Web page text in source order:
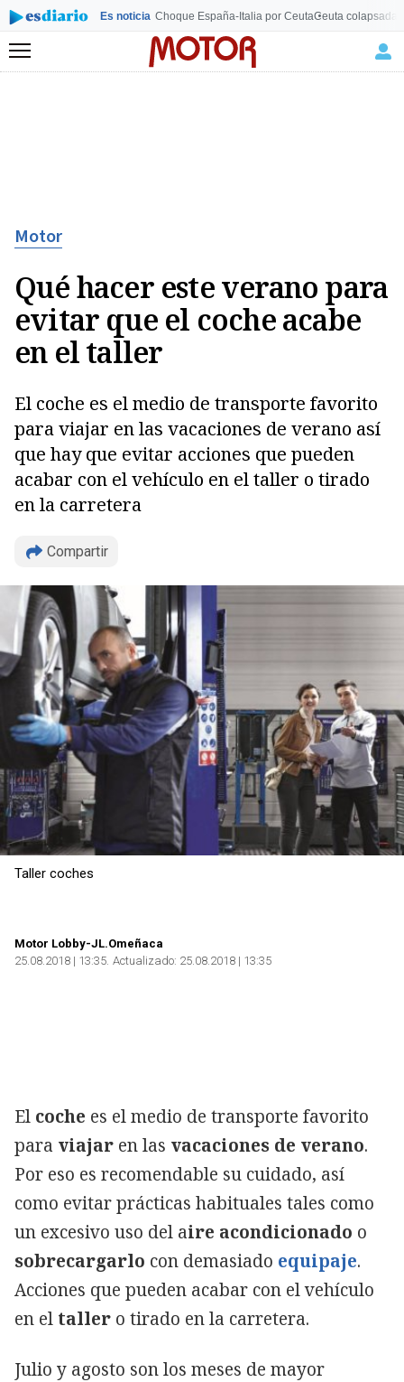
Es noticia Choque España-Italia por CeutaCeuta colapsada
Menú
Motor
Qué hacer este verano para
evitar que el coche acabe
en el taller
El coche es el medio de transporte favorito
para viajar en las vacaciones de verano así
que hay que evitar acciones que pueden
acabar con el vehículo en el taller o tirado
en la carretera
Compartir
Copiar
Taller coches
Motor Lobby-JL.Omeñaca
25.08.2018 | 13:35 Actualizado: 25.08.2018 | 13:35
El coche es el medio de transporte favorito
para viajar en las vacaciones de verano.
Por eso es recomendable su cuidado, así
como evitar prácticas habituales tales como
un excesivo uso del aire acondicionado o
sobrecargarlo con demasiado equipaje.
Acciones que pueden acabar con el vehículo
en el taller o tirado en la carretera.
Julio y agosto son los meses de mayor